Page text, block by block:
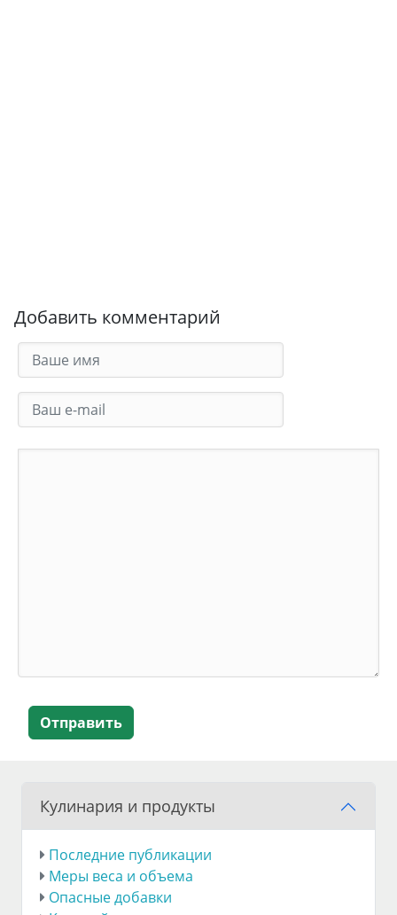
Добавить комментарий
Отправить
Кулинария и продукты
Последние публикации
Меры веса и объема
Опасные добавки